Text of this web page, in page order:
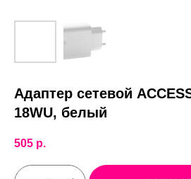
Адаптер сетевой
18WU, белый
505 р.